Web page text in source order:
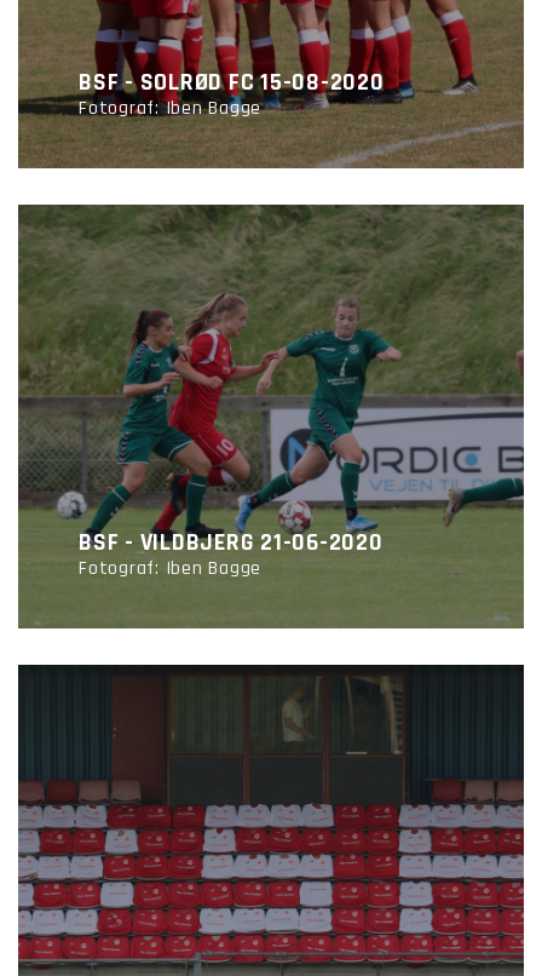
BSF - SOLRØD FC 15-08-2020
Fotograf: Iben Bagge
BSF - VILDBJERG 21-06-2020
Fotograf: Iben Bagge